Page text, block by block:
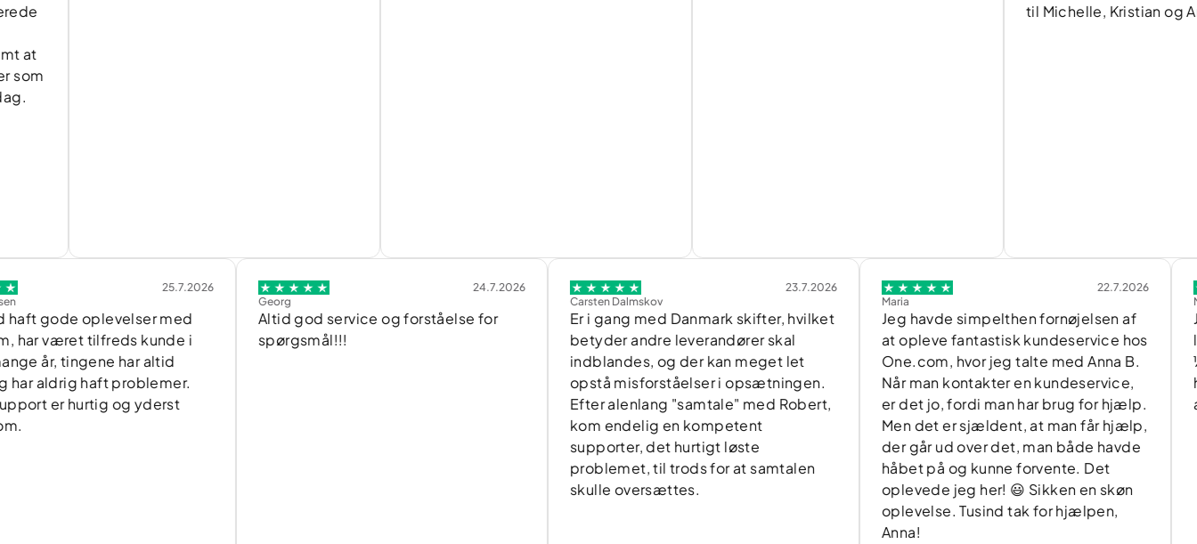
til Michelle, Kristian og Anna.
25.7.2026
oplevelser med
tilfreds kunde i
tingene har altid
haft problemer.
er hurtig og yderst
24.7.2026
Altid god service og forståelse for
spørgsmål!!!
Carsten Dalmskov
23.7.2026
Er i gang med Danmark skifter, hvilket
betyder andre leverandører skal
indblandes, og der kan meget let
opstå misforståelser i opsætningen.
Efter alenlang "samtale" med Robert,
kom endelig en kompetent
supporter, det hurtigt løste
problemet, til trods for at samtalen
skulle oversættes.
22.7.2026
Jeg havde simpelthen fornøjelsen af
at opleve fantastisk kundeservice hos
One.com, hvor jeg talte med Anna B.
Når man kontakter en kundeservice,
er det jo, fordi man har brug for hjælp.
Men det er sjældent, at man får hjælp,
der går ud over det, man både havde
håbet på og kunne forvente. Det
oplevede jeg her! 😃 Sikken en skøn
oplevelse. Tusind tak for hjælpen,
Jeg
løste
½